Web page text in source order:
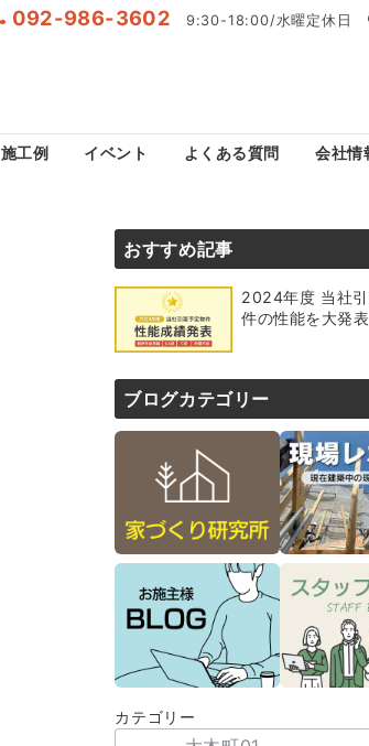
092-986-3602 9:30-18:00/水曜定休日
施工例 イベント よくある質問 会社情
おすすめ記事
2024年度 当社
件の性能を大発表
ブログカテゴリー
カテゴリー